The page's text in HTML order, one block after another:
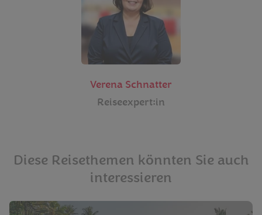
Verena Schnatter
Reiseexpert:in
Diese Reisethemen könnten Sie auch
interessieren